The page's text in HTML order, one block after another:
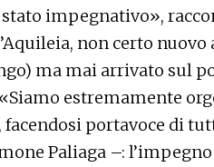
impegnativo»,
non certo nuovo
ma mai arrivato sul
estremamente
portavoce di
Paliaga –: